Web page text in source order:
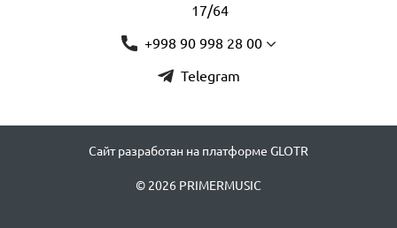
17/64
+998 90 998 28 00
Telegram
Сайт разработан на платформе GLOTR
© 2026 PRIMERMUSIC